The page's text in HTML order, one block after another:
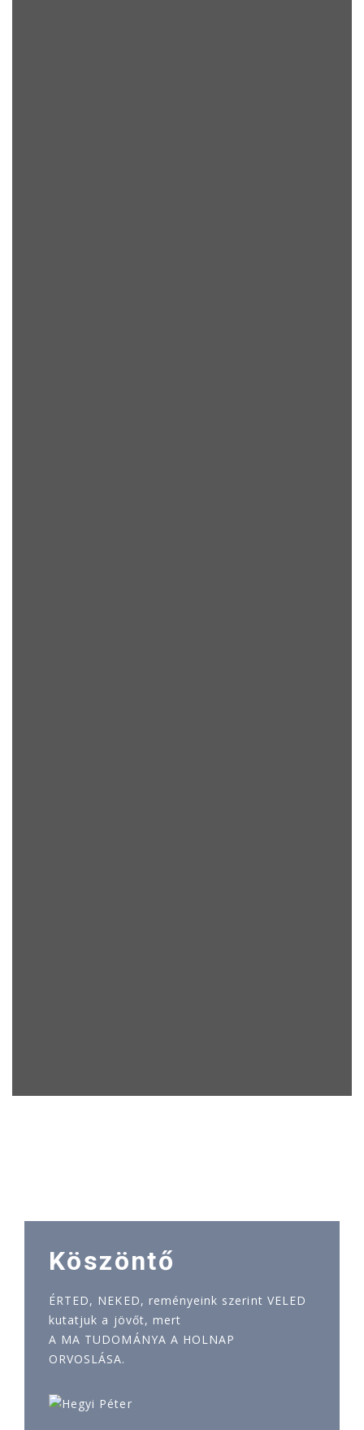
Köszöntő
ÉRTED, NEKED, reményeink szerint VELED
kutatjuk a jövőt, mert
A MA TUDOMÁNYA A HOLNAP
ORVOSLÁSA.